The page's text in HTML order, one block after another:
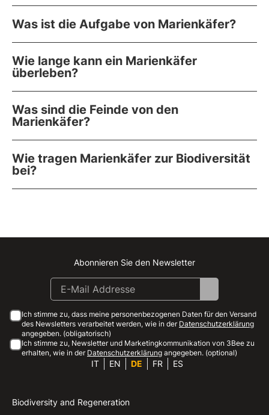
Was ist die Aufgabe von Marienkäfer?
Wie lange kann ein Marienkäfer
überleben?
Was sind die Feinde von den
Marienkäfer?
Wie tragen Marienkäfer zur Biodiversität
bei?
Instagram
Facebook
Linkedin
Youtube
Abonnieren Sie den Newsletter
Ich stimme zu, dass meine personenbezogenen Daten für den Versand
des Newsletters verarbeitet werden, wie in der Datenschutzerklärung
angegeben. (obligatorisch)
Ich stimme zu, Newsletter und Marketingkommunikation von 3Bee zu
erhalten, wie in der Datenschutzerklärung angegeben. (optional)
IT EN DE FR ES
Biodiversity and Regeneration